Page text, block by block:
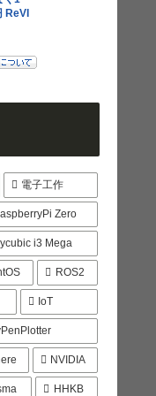
電子工作
Zero
i3 Mega
ROS2
IoT
NVIDIA
HHKB